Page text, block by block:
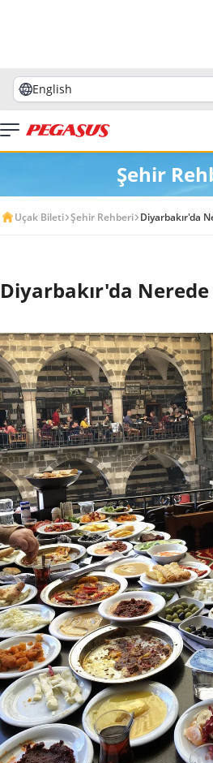
English
Şehir
Uçak Bileti Şehir Rehberi Diyarbakır'da
Diyarbakır'da Nerede